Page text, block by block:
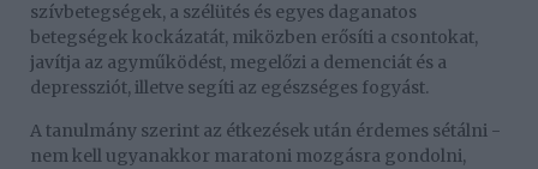
szívbetegségek, a szélütés és egyes daganatos
betegségek kockázatát, miközben erősíti a csontokat,
javítja az agyműködést, megelőzi a demenciát és a
depressziót, illetve segíti az egészséges fogyást.
A tanulmány szerint az étkezések után érdemes sétálni -
nem kell ugyanakkor maratoni mozgásra gondolni,